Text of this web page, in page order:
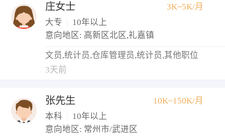
庄女士
3K~5K/月
大专
10年以上
意向地区: 高新区北区,礼嘉镇
文员,统计员,仓库管理员,统计员,其他职位
3天前
张先生
10K~150K/月
本科
10年以上
意向地区: 常州市/武进区